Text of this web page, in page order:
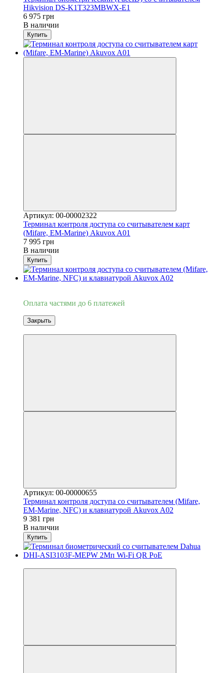
Hikvision DS-K1T323MBWX-E1
6 975 грн
В наличии
Купить
Артикул: 00-00002322
Терминал контроля доступа со считывателем карт
(Mifare, EM-Marine) Akuvox A01
7 995 грн
В наличии
Купить
Оплата частями до 6 платежей
Закрыть
Артикул: 00-00000655
Терминал контроля доступа со считывателем (Mifare,
EM-Marine, NFC) и клавиатурой Akuvox A02
9 381 грн
В наличии
Купить